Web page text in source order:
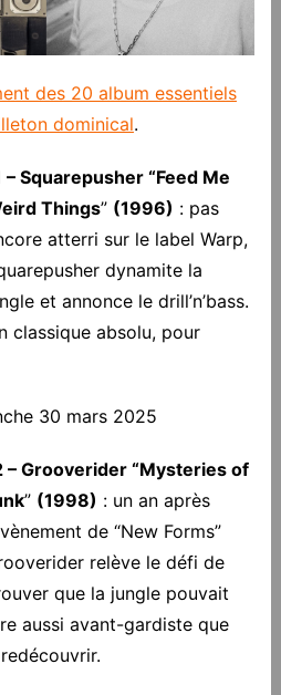
des 20 album essentiels
dominical.
– Squarepusher “Feed Me
Things” (1996) : pas
atterri sur le label Warp,
dynamite la
et annonce le drill’n’bass.
classique absolu, pour
30 mars 2025
– Grooverider “Mysteries of
” (1998) : un an après
de “New Forms”
relève le défi de
que la jungle pouvait
aussi avant-gardiste que